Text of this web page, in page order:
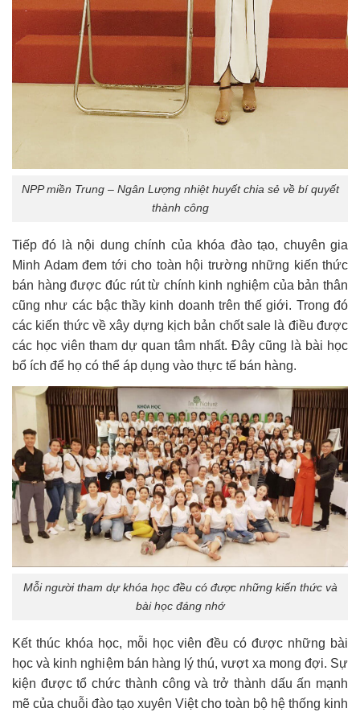
NPP miền Trung – Ngân Lượng nhiệt huyết chia sẻ về bí quyết
thành công
Tiếp đó là nội dung chính của khóa đào tạo, chuyên gia
Minh Adam đem tới cho toàn hội trường những kiến thức
bán hàng được đúc rút từ chính kinh nghiệm của bản thân
cũng như các bậc thầy kinh doanh trên thế giới. Trong đó
các kiến thức về xây dựng kịch bản chốt sale là điều được
các học viên tham dự quan tâm nhất. Đây cũng là bài học
bổ ích để họ có thể áp dụng vào thực tế bán hàng.
Mỗi người tham dự khóa học đều có được những kiến thức và
bài học đáng nhớ
Kết thúc khóa học, mỗi học viên đều có được những bài
học và kinh nghiệm bán hàng lý thú, vượt xa mong đợi. Sự
kiện được tổ chức thành công và trở thành dấu ấn mạnh
mẽ của chuỗi đào tạo xuyên Việt cho toàn bộ hệ thống kinh